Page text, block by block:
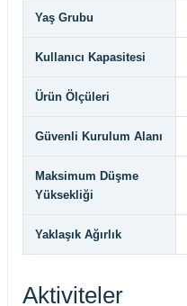
Yaş Grubu
Kullanıcı Kapasitesi
Ürün Ölçüleri
Güvenli Kurulum Alanı
Maksimum Düşme
Yüksekliği
Yaklaşık Ağırlık
Aktiviteler